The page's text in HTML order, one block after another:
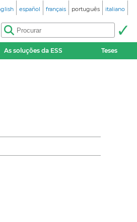
español français português italiano
As soluções da ESS Teses